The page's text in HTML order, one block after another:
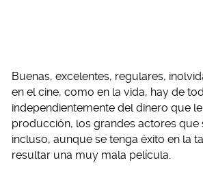
Buenas, excelentes, regulares,
en el cine, como en la vida, hay de
independientemente del dinero que
producción, los grandes actores que
incluso, aunque se tenga éxito en la
resultar una muy mala película.